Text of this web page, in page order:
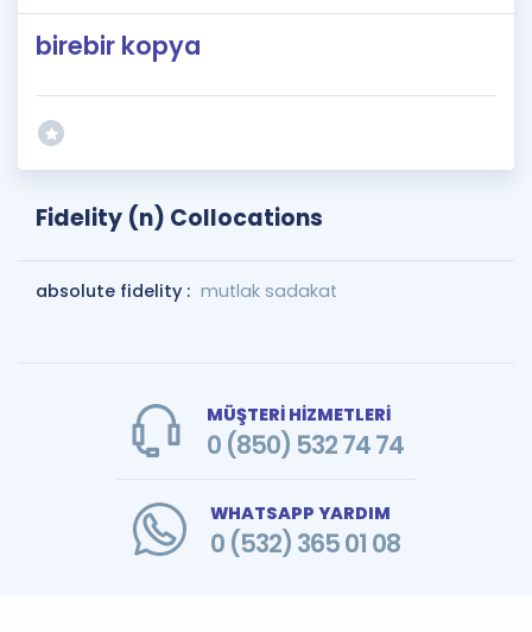
birebir kopya
Fidelity (n) Collocations
absolute fidelity : mutlak sadakat
MÜŞTERİ HİZMETLERİ
0 (850) 532 74 74
WHATSAPP YARDIM
0 (532) 365 01 08